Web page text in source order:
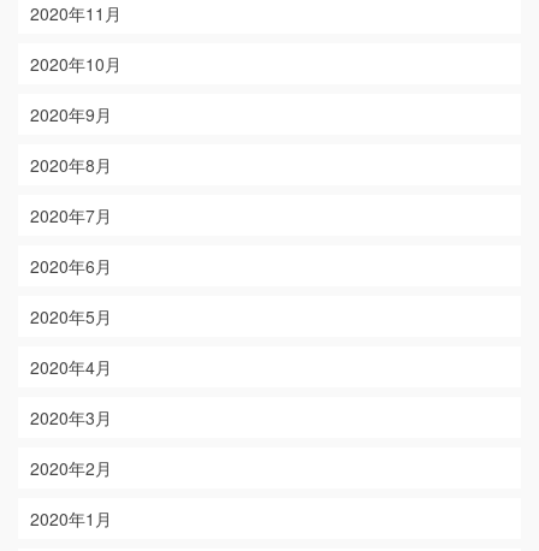
2020年11月
2020年10月
2020年9月
2020年8月
2020年7月
2020年6月
2020年5月
2020年4月
2020年3月
2020年2月
2020年1月